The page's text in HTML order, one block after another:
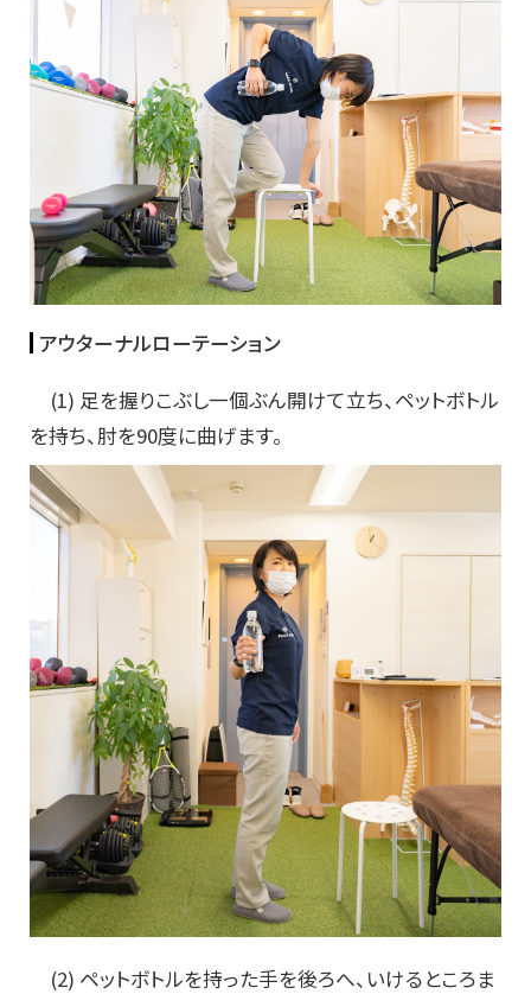
アウターナルローテーション
(1) 足を握りこぶし一個ぶん開けて立ち、ペットボトル
を持ち、肘を90度に曲げます。
(2) ペットボトルを持った手を後ろへ、いけるところま